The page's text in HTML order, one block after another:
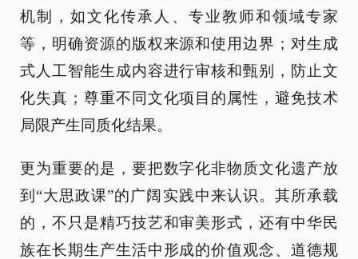
机制，如文化传承人、专业教师和领域专家
等，明确资源的版权来源和使用边界；对生成
式人工智能生成内容进行审核和甄别，防止文
化失真；尊重不同文化项目的属性，避免技术
局限产生同质化结果。
更为重要的是，要把数字化非物质文化遗产放
到“大思政课”的广阔实践中来认识。其所承载
的，不只是精巧技艺和审美形式，还有中华民
族在长期生产生活中形成的价值观念、道德规